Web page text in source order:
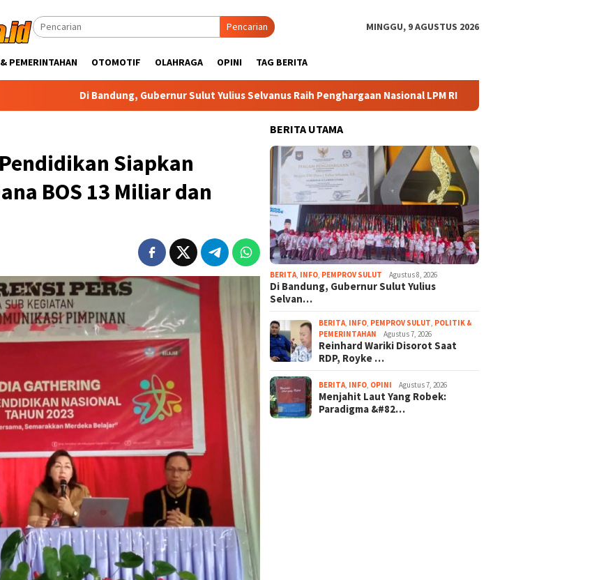
Pencarian MINGGU, 9 AGUSTUS 2026
PEMERINTAHAN OTOMOTIF OLAHRAGA OPINI TAG BERITA
Di Bandung, Gubernur Sulut Yulius Selvanus Raih Penghargaan Nasional LPM RI Di Ujung Jari, Berkibar Bendera Ibu
Siapkan
BOS 13 Miliar dan
BERITA UTAMA
BERITA INFO PEMPROV SULUT Agustus 8, 2026
Di Bandung, Gubernur Sulut Yulius
Selvan…
BERITA INFO PEMPROV SULUT POLITIK &
PEMERINTAHAN
Agustus 7, 2026
Reinhard Wariki Disorot Saat
RDP, Royke …
BERITA INFO OPINI Agustus 7, 2026
Menjahit Laut Yang Robek:
Paradigma &#82…